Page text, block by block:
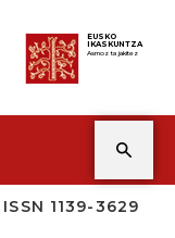
EUSKO
IKASKUNTZA
Asmoz ta jakitez
ISSN 1139-3629